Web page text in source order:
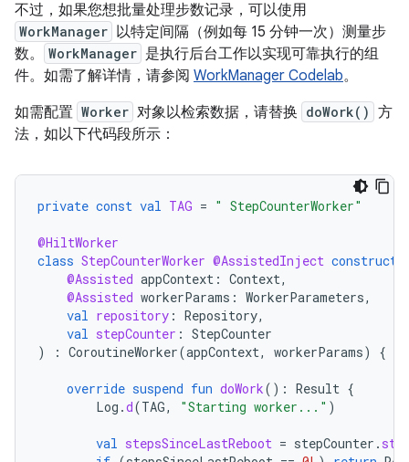
不过，如果您想批量处理步数记录，可以使用
WorkManager 以特定间隔（例如每 15 分钟一次）测量步
数。
WorkManager 是执行后台工作以实现可靠执行的组
件。如需了解详情，请参阅 WorkManager Codelab。
如需配置 Worker 对象以检索数据，请替换 doWork() 方
法，如以下代码段所示：
private const val TAG = " StepCounterWorker"
@HiltWorker
class StepCounterWorker @AssistedInject
@Assisted appContext : Context,
@Assisted workerParams : WorkerParameters,
val repository : Repository,
val stepCounter : StepCounter
)
: CoroutineWorker(appContext, workerParams) {
override suspend fun doWork(): Result {
Log .d(TAG, "Starting worker..." )
val stepsSinceLastReboot = stepCounter .